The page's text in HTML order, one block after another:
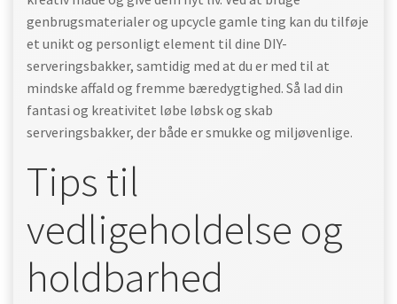
genbrugsmaterialer og upcycle gamle ting kan du tilføje
et unikt og personligt element til dine DIY-
serveringsbakker, samtidig med at du er med til at
mindske affald og fremme bæredygtighed. Så lad din
fantasi og kreativitet løbe løbsk og skab
serveringsbakker, der både er smukke og miljøvenlige.
Tips til
vedligeholdelse og
holdbarhed